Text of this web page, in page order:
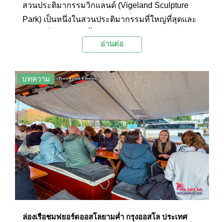
สวนประติมากรรมวิกแลนด์ (Vigeland Sculpture
Park) เป็นหนึ่งในสวนประติมากรรมที่ใหญ่ที่สุดและ
นอร์เวย์ สวนแห่งนี้รวบรวมผลงานประติมากรรมขอ
นอร์เวย์ชื่อดังกว่า 200 ชิ้น ซึ่งล้วนแล้วแต่สะท้อนให้
เห็นถึงชีวิต ความรัก ความตาย และความสัมพันธ์
ระหว่างมนุษย์
อ่านต่อ
บทความ
ล่องเรือชมฟยอร์ดออสโลยามค่ำ กรุงออสโล ประเทศ